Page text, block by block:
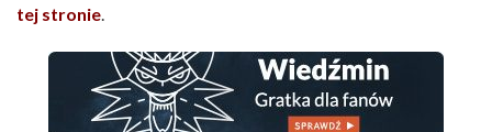
tej stronie.